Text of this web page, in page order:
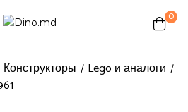
0
Конструкторы
Lego и аналоги
the first to review
317 шт. 70961”